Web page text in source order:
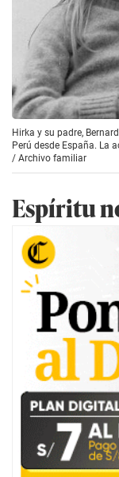
Hirka y su padre,
Perú desde España. La
/ Archivo familiar
Espíritu